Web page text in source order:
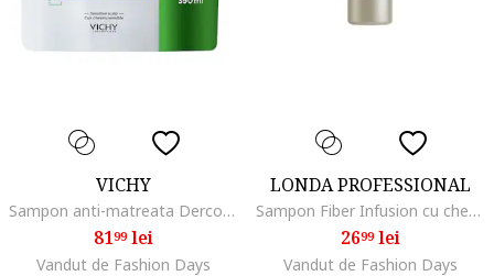
VICHY
Sampon anti-matreata Dercos par uscat, 0.39 l
8199lei
Vandut de Fashion Days
LONDA PROFESSIONAL
Sampon Fiber Infusion cu cheratina pentru regenerarea parului, 250 ml
2699lei
Vandut de Fashion Days